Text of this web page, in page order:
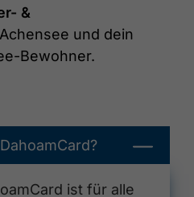
&
und dein
Bewohner.
ist für alle